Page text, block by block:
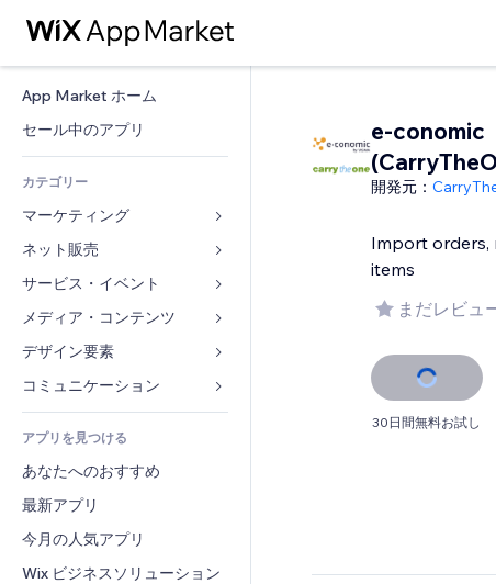
App Market ホーム
セール中のアプリ
カテゴリー
マーケティング
広告
モバイル
アクセス解析
リスティング広告
メール
コンバージョン
ネット販売
ストア用アプリ
発送・配達
販売ボタン
会計
クーポン・特典
倉庫管理ソリューション
ドロップシッピング
サービス・イベント
ホテル
イベント
レストラン
不動産
ブッキング
メディア・コンテンツ
ギャラリー
音楽
ポッドキャスト
写真
動画
PDF
ファイル共有
ニュース
デザイン要素
マップ・ナビ
プライバシー・セキュリティ
時計
ページテンプレート
画像効果
ボタン・メニュー
バナー・バッジ
フォーム
ブログ
投票
チャット
コメント
電話
アプリを見つける
あなたへのおすすめ
最新アプリ
今月の人気アプリ
Wix ビジネスソリューション
e-conomic
開発元：
Import orders,
items
まだレビュ
30日間無料お試し